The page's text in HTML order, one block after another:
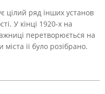
цілий ряд інших установ
У кінці 1920-х на
перетворюється на
ії було розібрано.